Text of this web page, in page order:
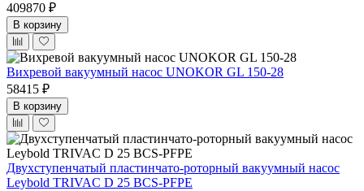
409870 ₽
В корзину
Вихревой вакуумный насос UNOKOR GL 150-28
58415 ₽
В корзину
Двухступенчатый пластинчато-роторный вакуумный насос
Leybold TRIVAC D 25 BCS-PFPE